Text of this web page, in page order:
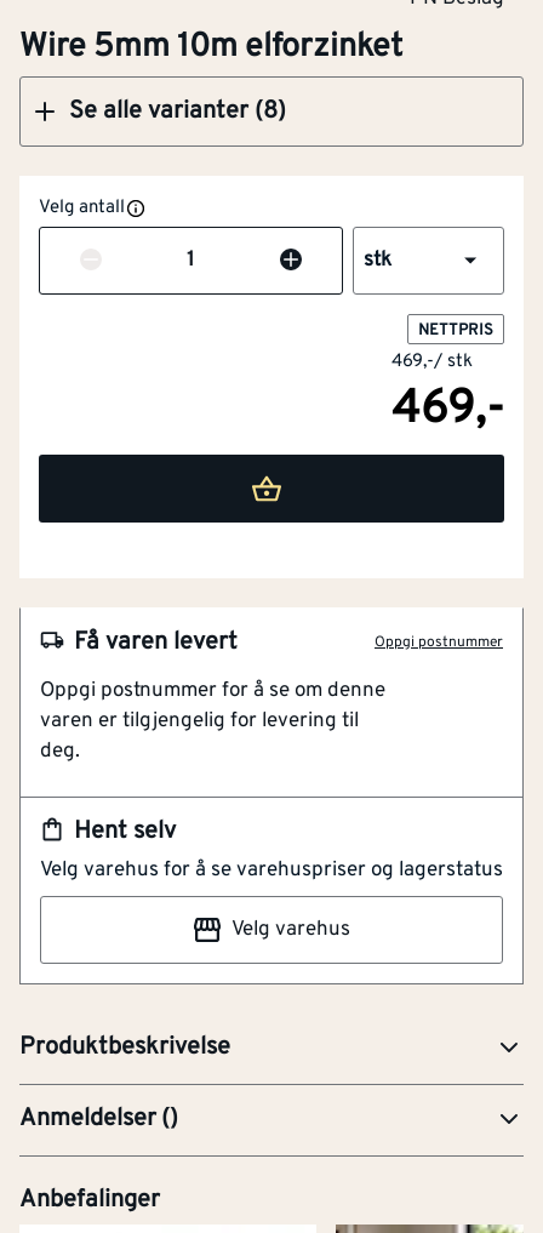
Wire 5mm 10m elforzinket
Se alle varianter (8)
Velg antall
Antall stk
NETTPRIS
469,-/ stk
469,-
Hent selv
Velg varehus for å se varehuspriser og lagerstatus
Velg varehus
Få varen levert Oppgi postnummer
Oppgi postnummer for å se om denne
varen er tilgjengelig for levering til
deg.
Produktbeskrivelse
NOBB 49139822
101178450
Anmeldelser()
Anbefalinger